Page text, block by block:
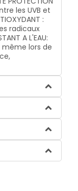
les UVB et
:
radicaux
A L'EAU:
lors de